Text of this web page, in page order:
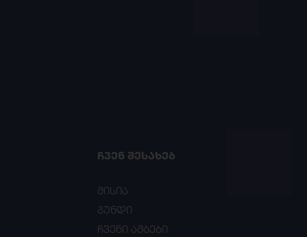
ᲩᲕᲔᲜ ᲨᲔᲡᲐᲮᲔᲑ
მისია
გუნდი
ჩვენი ამბები